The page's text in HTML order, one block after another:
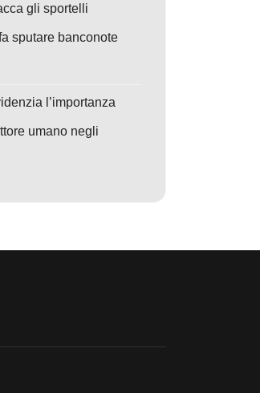
L’Iran sfrutta l’IA per colpire Israele e
gli sportelli
sputare banconote
l’importanza
umano negli